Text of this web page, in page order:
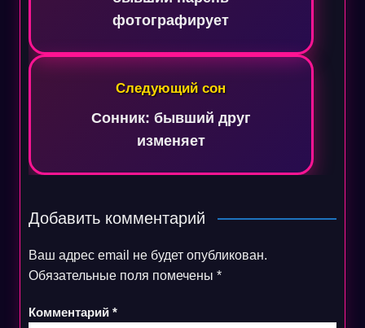
фотографирует
Следующий сон
Сонник: бывший друг
изменяет
Добавить комментарий
Ваш адрес email не будет опубликован.
Обязательные поля помечены *
Комментарий *